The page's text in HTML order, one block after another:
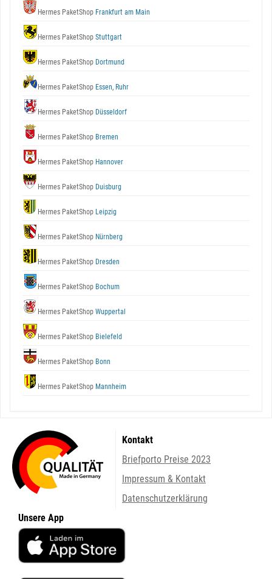
Hermes PaketShop Frankfurt am Main
Hermes PaketShop Stuttgart
Hermes PaketShop Dortmund
Hermes PaketShop Essen, Ruhr
Hermes PaketShop Düsseldorf
Hermes PaketShop Bremen
Hermes PaketShop Hannover
Hermes PaketShop Duisburg
Hermes PaketShop Leipzig
Hermes PaketShop Nürnberg
Hermes PaketShop Dresden
Hermes PaketShop Bochum
Hermes PaketShop Wuppertal
Hermes PaketShop Bielefeld
Hermes PaketShop Bonn
Hermes PaketShop Mannheim
Kontakt
Briefporto Preise 2023
Impressum & Kontakt
Datenschutzerklärung
Unsere App